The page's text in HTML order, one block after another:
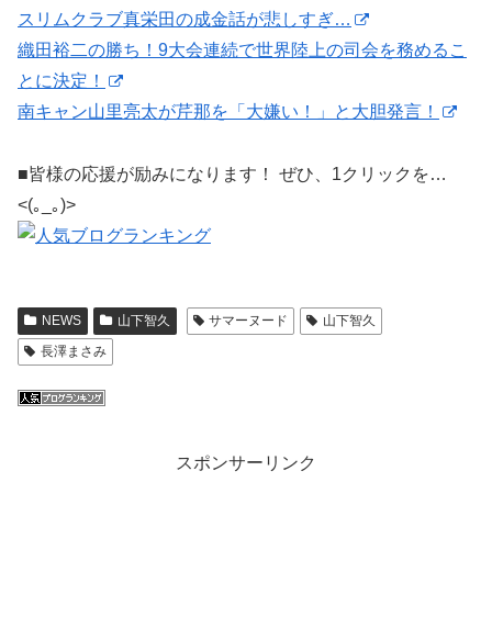
スリムクラブ真栄田の成金話が悲しすぎ…
織田裕二の勝ち！9大会連続で世界陸上の司会を務めるこ
とに決定！
南キャン山里亮太が芹那を「大嫌い！」と大胆発言！
■皆様の応援が励みになります！ ぜひ、1クリックを…
<(｡_｡)>
NEWS 山下智久 サマーヌード
山下智久
長澤まさみ
スポンサーリンク